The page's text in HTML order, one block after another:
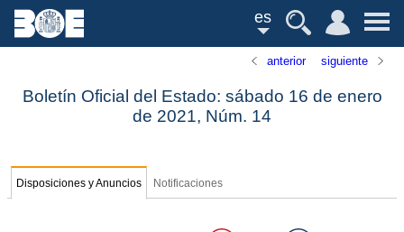
es
anterior siguiente
Boletín Oficial del Estado: sábado 16 de enero
de 2021, Núm. 14
Disposiciones y Anuncios Notificaciones